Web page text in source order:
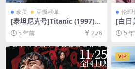
欧美 豆瓣榜单
[泰坦尼克号]Titanic (1997)白
星版227min[百度网盘+夸克
网盘+迅雷云盘资源1080P超
清未删减][MP4/12GB][中英
字幕]
5 年前 2.76
伦理
[白日
7)[百
80P
[原声
5
VIP